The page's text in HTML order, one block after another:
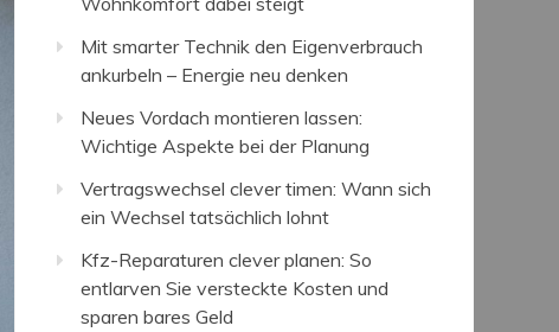
Mit smarter Technik den Eigenverbrauch
ankurbeln – Energie neu denken
Neues Vordach montieren lassen:
Wichtige Aspekte bei der Planung
Vertragswechsel clever timen: Wann sich
ein Wechsel tatsächlich lohnt
Kfz-Reparaturen clever planen: So
entlarven Sie versteckte Kosten und
sparen bares Geld